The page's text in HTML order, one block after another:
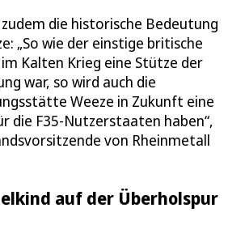
die historische Bedeutung
„So wie der einstige britische
Kalten Krieg eine Stütze der
war, so wird auch die
Weeze in Zukunft eine
die F35-Nutzerstaaten haben“,
von Rheinmetall
auf der Überholspur